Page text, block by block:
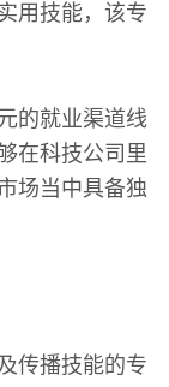
用技能，该专
的就业渠道线
在科技公司里
场当中具备独
传播技能的专